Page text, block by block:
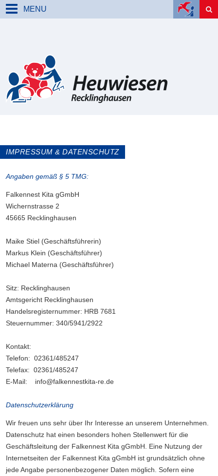
MENU
IMPRESSUM & DATENSCHUTZ
Angaben gemäß § 5 TMG:
Falkennest Kita gGmbH
Wichernstrasse 2
45665 Recklinghausen
Maike Stiel (Geschäftsführerin)
Markus Klein (Geschäftsführer)
Michael Materna (Geschäftsführer)
Sitz: Recklinghausen
Amtsgericht Recklinghausen
Handelsregisternummer: HRB 7681
Steuernummer: 340/5941/2922
Kontakt:
Telefon: 02361/485247
Telefax: 02361/485247
E-Mail: info@falkennestkita-re.de
Datenschutzerklärung
Wir freuen uns sehr über Ihr Interesse an unserem Unternehmen.
Datenschutz hat einen besonders hohen Stellenwert für die
Geschäftsleitung der Falkennest Kita gGmbH. Eine Nutzung der
Internetseiten der Falkennest Kita gGmbH ist grundsätzlich ohne
jede Angabe personenbezogener Daten möglich. Sofern eine